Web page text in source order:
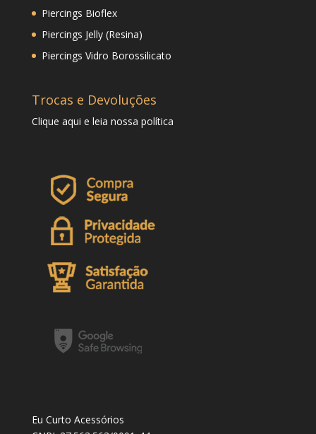
Piercings Bioflex
Piercings Jelly (Resina)
Piercings Vidro Borossilicato
Trocas e Devoluções
Clique aqui e leia nossa política
Eu Curto Acessórios